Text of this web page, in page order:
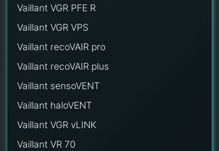
Vaillant VGR PFE R
Vaillant VGR VPS
Vaillant recoVAIR pro
Vaillant recoVAIR plus
Vaillant sensoVENT
Vaillant haloVENT
Vaillant VGR vLINK
Vaillant VR 70